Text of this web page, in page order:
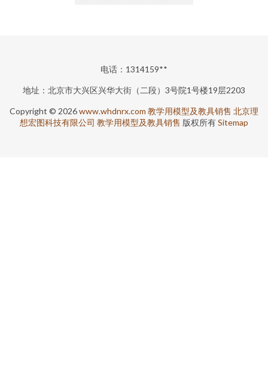
电话：1314159**
地址：北京市大兴区兴华大街（二段）3号院1号楼19层2203
Copyright © 2026www.whdnrx.com 教学用模型及教具销售 北京理
想宏图科技有限公司 教学用模型及教具销售 版权所有Sitemap